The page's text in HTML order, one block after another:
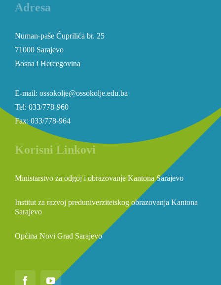
Adresa
Numan-paše Ćuprilića br. 25
71000 Sarajevo
Bosna i Hercegovina
E-mail: ossokolje@ossokolje.edu.ba
Tel: 033/778-960
Fax: 033/778-964
Korisni Linkovi
Ministarstvo za odgoj i obrazovanje Kantona Sarajevo
Institut za razvoj preduniverzitetskog obrazovanja Kantona
Sarajevo
Općina Novi Grad Sarajevo